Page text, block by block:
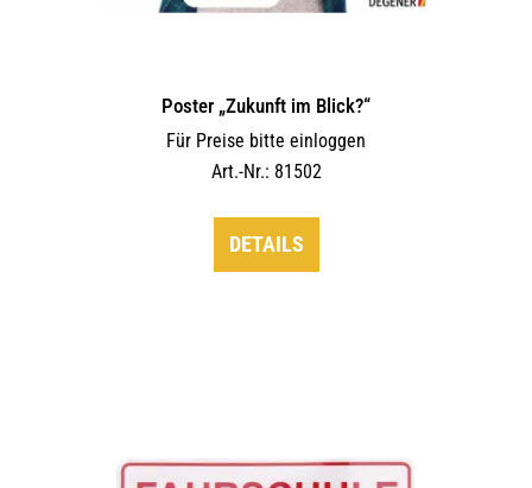
Poster „Zukunft im Blick?“
Für Preise bitte einloggen
Art.-Nr.: 81502
DETAILS